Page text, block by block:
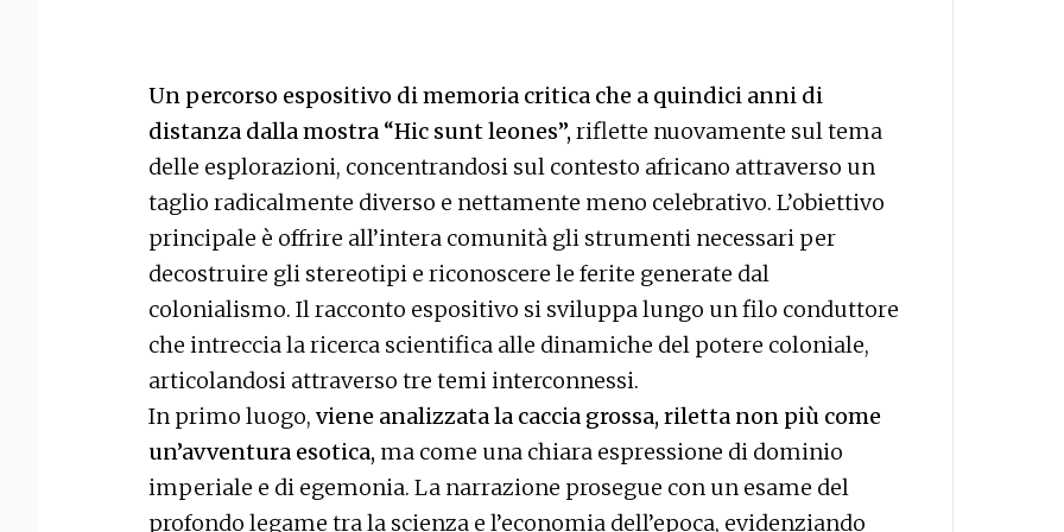
Un percorso espositivo di memoria critica che a quindici anni di
distanza dalla mostra “Hic sunt leones”, riflette nuovamente sul tema
delle esplorazioni, concentrandosi sul contesto africano attraverso un
taglio radicalmente diverso e nettamente meno celebrativo. L’obiettivo
principale è offrire all’intera comunità gli strumenti necessari per
decostruire gli stereotipi e riconoscere le ferite generate dal
colonialismo. Il racconto espositivo si sviluppa lungo un filo conduttore
che intreccia la ricerca scientifica alle dinamiche del potere coloniale,
articolandosi attraverso tre temi interconnessi.
In primo luogo, viene analizzata la caccia grossa, riletta non più come
un’avventura esotica, ma come una chiara espressione di dominio
imperiale e di egemonia. La narrazione prosegue con un esame del
profondo legame tra la scienza e l’economia dell’epoca, evidenziando